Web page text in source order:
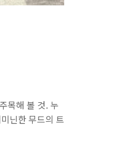
목해 볼 것. 누
닌한 무드의 트